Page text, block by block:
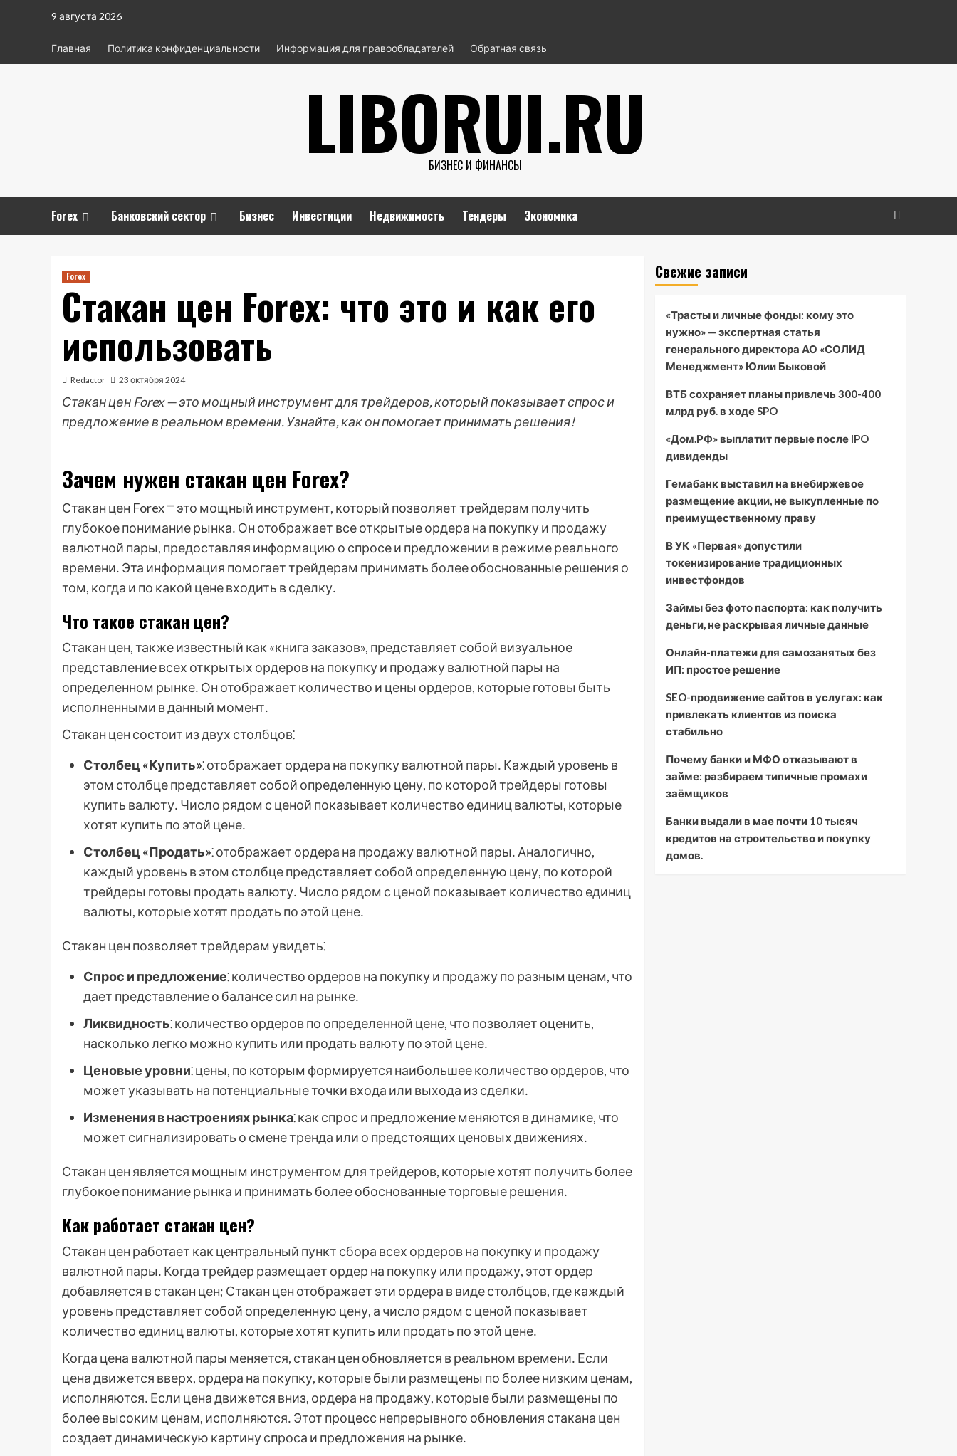
содержимому
9 августа 2026
Главная Политика конфиденциальности Информация для правообладателей Обратная связь
LIBORUI.RU
БИЗНЕС И ФИНАНСЫ
Forex Банковский сектор Бизнес Инвестиции Недвижимость Тендеры Экономика
Forex
Стакан цен Forex: что это и как его
использовать
Redactor 23 октября 2024
Стакан цен Forex — это мощный инструмент для трейдеров, который показывает спрос и
предложение в реальном времени. Узнайте, как он помогает принимать решения!
Зачем нужен стакан цен Forex?
Стакан цен Forex ⎻ это мощный инструмент, который позволяет трейдерам получить
глубокое понимание рынка․ Он отображает все открытые ордера на покупку и продажу
валютной пары, предоставляя информацию о спросе и предложении в режиме реального
времени․ Эта информация помогает трейдерам принимать более обоснованные решения о
том, когда и по какой цене входить в сделку․
Что такое стакан цен?
Стакан цен, также известный как «книга заказов», представляет собой визуальное
представление всех открытых ордеров на покупку и продажу валютной пары на
определенном рынке․ Он отображает количество и цены ордеров, которые готовы быть
исполненными в данный момент․
Стакан цен состоит из двух столбцов⁚
Столбец «Купить»⁚ отображает ордера на покупку валютной пары․ Каждый уровень в
этом столбце представляет собой определенную цену, по которой трейдеры готовы
купить валюту․ Число рядом с ценой показывает количество единиц валюты, которые
хотят купить по этой цене․
Столбец «Продать»⁚ отображает ордера на продажу валютной пары․ Аналогично,
каждый уровень в этом столбце представляет собой определенную цену, по которой
трейдеры готовы продать валюту․ Число рядом с ценой показывает количество единиц
валюты, которые хотят продать по этой цене․
Стакан цен позволяет трейдерам увидеть⁚
Спрос и предложение⁚ количество ордеров на покупку и продажу по разным ценам, что
дает представление о балансе сил на рынке․
Ликвидность⁚ количество ордеров по определенной цене, что позволяет оценить,
насколько легко можно купить или продать валюту по этой цене․
Ценовые уровни⁚ цены, по которым формируется наибольшее количество ордеров, что
может указывать на потенциальные точки входа или выхода из сделки․
Изменения в настроениях рынка⁚ как спрос и предложение меняются в динамике, что
может сигнализировать о смене тренда или о предстоящих ценовых движениях․
Стакан цен является мощным инструментом для трейдеров, которые хотят получить более
глубокое понимание рынка и принимать более обоснованные торговые решения․
Как работает стакан цен?
Стакан цен работает как центральный пункт сбора всех ордеров на покупку и продажу
валютной пары․ Когда трейдер размещает ордер на покупку или продажу, этот ордер
добавляется в стакан цен; Стакан цен отображает эти ордера в виде столбцов, где каждый
уровень представляет собой определенную цену, а число рядом с ценой показывает
количество единиц валюты, которые хотят купить или продать по этой цене․
Когда цена валютной пары меняется, стакан цен обновляется в реальном времени․ Если
цена движется вверх, ордера на покупку, которые были размещены по более низким ценам,
исполняются․ Если цена движется вниз, ордера на продажу, которые были размещены по
более высоким ценам, исполняются․ Этот процесс непрерывного обновления стакана цен
создает динамическую картину спроса и предложения на рынке․
Свежие записи
«Трасты и личные фонды: кому это
нужно» — экспертная статья
генерального директора АО «СОЛИД
Менеджмент» Юлии Быковой
ВТБ сохраняет планы привлечь 300-400
млрд руб. в ходе SPO
«Дом.РФ» выплатит первые после IPO
дивиденды
Гемабанк выставил на внебиржевое
размещение акции, не выкупленные по
преимущественному праву
В УК «Первая» допустили
токенизирование традиционных
инвестфондов
Займы без фото паспорта: как получить
деньги, не раскрывая личные данные
Онлайн-платежи для самозанятых без
ИП: простое решение
SEO-продвижение сайтов в услугах: как
привлекать клиентов из поиска
стабильно
Почему банки и МФО отказывают в
займе: разбираем типичные промахи
заёмщиков
Банки выдали в мае почти 10 тысяч
кредитов на строительство и покупку
домов.